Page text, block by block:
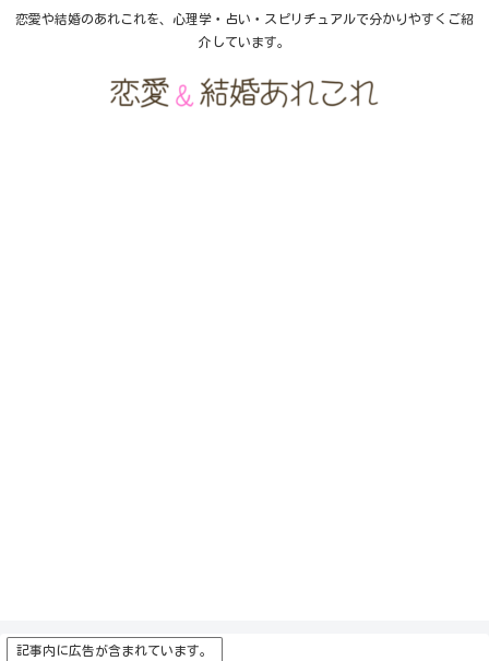
恋愛や結婚のあれこれを、心理学・占い・スピリチュアルで分かりやすくご紹
介しています。
記事内に広告が含まれています。